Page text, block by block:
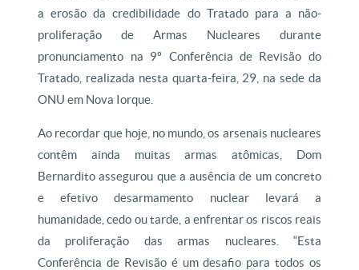
a erosão da credibilidade do Tratado para a não-
proliferação de Armas Nucleares durante
pronunciamento na 9º Conferência de Revisão do
Tratado, realizada nesta quarta-feira, 29, na sede da
ONU em Nova Iorque.
Ao recordar que hoje, no mundo, os arsenais nucleares
contêm ainda muitas armas atômicas, Dom
Bernardito assegurou que a ausência de um concreto
e efetivo desarmamento nuclear levará a
humanidade, cedo ou tarde, a enfrentar os riscos reais
da proliferação das armas nucleares. “Esta
Conferência de Revisão é um desafio para todos os